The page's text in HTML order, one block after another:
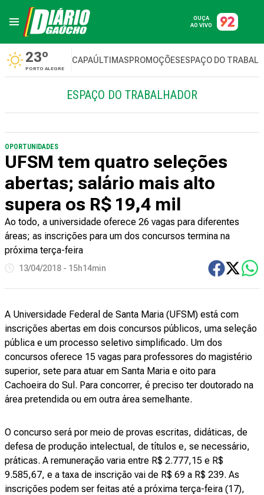
OUÇA
AO VIVO
23º
PORTO ALEGRE
CAPAÚLTIMASPROMOÇÕESESPAÇO DO
ESPAÇO DO TRABALHADOR
OPORTUNIDADES
UFSM tem quatro seleções
abertas; salário mais alto
supera os R$ 19,4 mil
Ao todo, a universidade oferece 26 vagas para diferentes
áreas; as inscrições para um dos concursos termina na
próxima terça-feira
13/04/2018 - 15h14min
A Universidade Federal de Santa Maria (UFSM) está com
inscrições abertas em dois concursos públicos, uma seleção
pública e um processo seletivo simplificado. Um dos
concursos oferece 15 vagas para professores do magistério
superior, sete para atuar em Santa Maria e oito para
Cachoeira do Sul. Para concorrer, é preciso ter doutorado na
área pretendida ou em outra área semelhante.
O concurso será por meio de provas escritas, didáticas, de
defesa de produção intelectual, de títulos e, se necessário,
práticas. A remuneração varia entre R$ 2.777,15 e R$
9.585,67, e a taxa de inscrição vai de R$ 69 a R$ 239. As
inscrições podem ser feitas até a próxima terça-feira (17),